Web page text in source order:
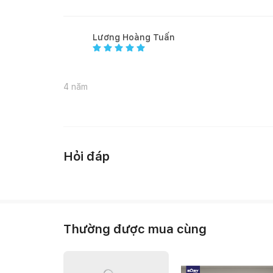
Lương Hoàng Tuấn
4 năm
Hỏi đáp
Thường được mua cùng